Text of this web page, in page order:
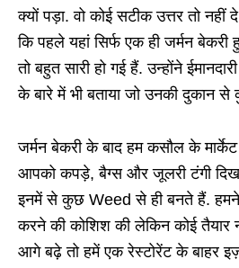
क्यों पड़ा. वो कोई सटीक उत्तर तो
कि पहले यहां सिर्फ एक ही जर्मन
तो बहुत सारी हो गई हैं. उन्होंने
के बारे में भी बताया जो उनकी दुकान से
जर्मन बेकरी के बाद हम कसौल के
आपको कपड़े, बैग्स और जूलरी टंगी
इनमें से कुछ Weed से ही बनते हैं. हमने
करने की कोशिश की लेकिन कोई तैयार
आगे बढ़े तो हमें एक रेस्टोरेंट के बाहर